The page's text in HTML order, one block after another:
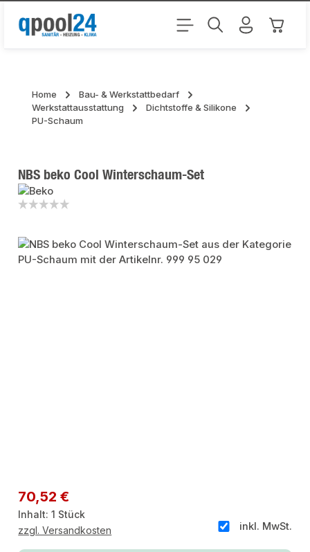
Zum Hauptinhalt springen
Home
Bau- & Werkstattbedarf
Werkstattausstattung
Dichtstoffe & Silikone
PU-Schaum
NBS beko Cool Winterschaum-Set
Bildergalerie überspringen
Regulärer Preis:
70,52 €
Inhalt:1 Stück
inkl. MwSt.
zzgl. Versandkosten